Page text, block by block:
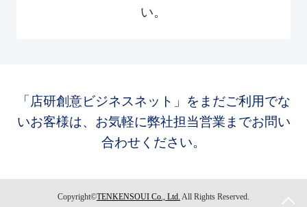
い。
「店研創意ビジネスネット」をまだご利用でな
いお客様は、お気軽に弊社担当営業までお問い
合わせください。
Copyright©TENKENSOUI Co., Ltd. All Rights Reserved.